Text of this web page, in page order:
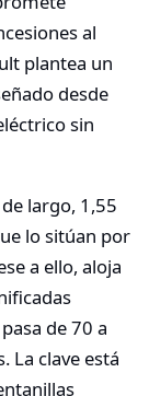
al
plantea un
desde
sin
largo, 1,55
lo sitúan por
a ello, aloja
de 70 a
La clave está